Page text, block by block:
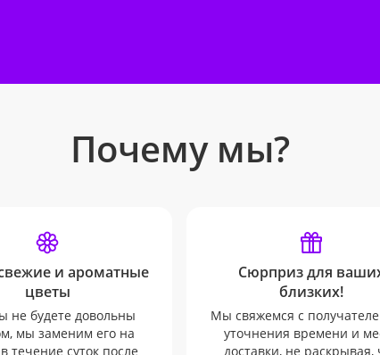
Почему мы?
и ароматные
цветы
не будете довольны
мы заменим его на
течение суток после
Сюрприз для
близких!
Мы свяжемся с
уточнения времени и
доставки, не раскрывая,